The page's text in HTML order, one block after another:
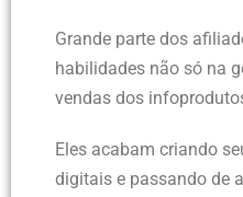
Grande parte dos
habilidades não só na
vendas dos
Eles acabam criando
digitais e passando de